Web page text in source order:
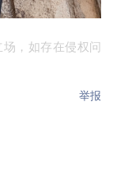
，如存在侵权问
举报